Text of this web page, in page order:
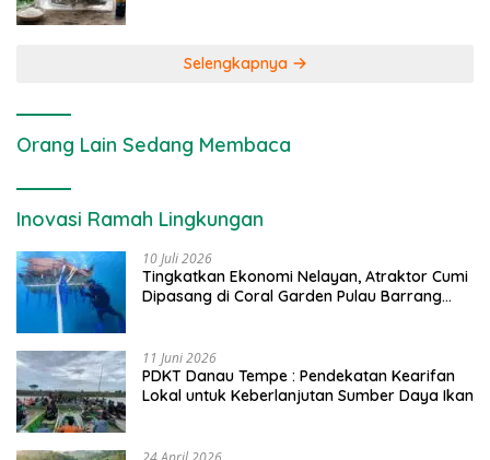
Selengkapnya
Orang Lain Sedang Membaca
Inovasi Ramah Lingkungan
10 Juli 2026
Tingkatkan Ekonomi Nelayan, Atraktor Cumi
Dipasang di Coral Garden Pulau Barrang
11 Juni 2026
PDKT Danau Tempe : Pendekatan Kearifan
Lokal untuk Keberlanjutan Sumber Daya Ikan